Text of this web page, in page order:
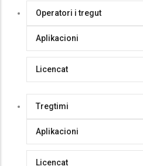
Operatori i tregut
Aplikacioni
Licencat
Tregtimi
Aplikacioni
Licencat